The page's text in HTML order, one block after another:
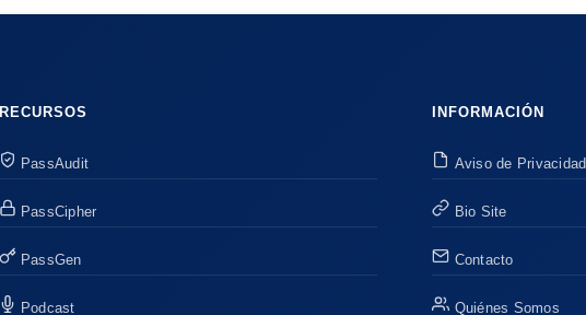
RECURSOS
PassAudit
PassCipher
PassGen
Podcast
INFORMACIÓN
Aviso de Privacidad
Bio Site
Contacto
Quiénes Somos